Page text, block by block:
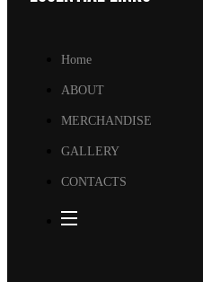
Home
ABOUT
MERCHANDISE
GALLERY
CONTACTS